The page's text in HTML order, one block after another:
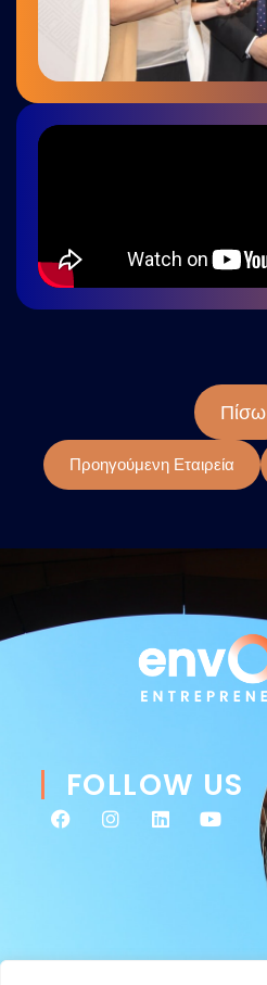
Πίσω
Προηγούμενη Εταιρεία
FOLLOW US